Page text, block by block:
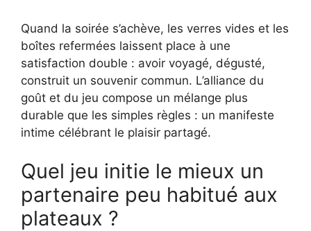
Quand la soirée s’achève, les verres vides et les
boîtes refermées laissent place à une
satisfaction double : avoir voyagé, dégusté,
construit un souvenir commun. L’alliance du
goût et du jeu compose un mélange plus
durable que les simples règles : un manifeste
intime célébrant le plaisir partagé.
Quel jeu initie le mieux un
partenaire peu habitué aux
plateaux ?